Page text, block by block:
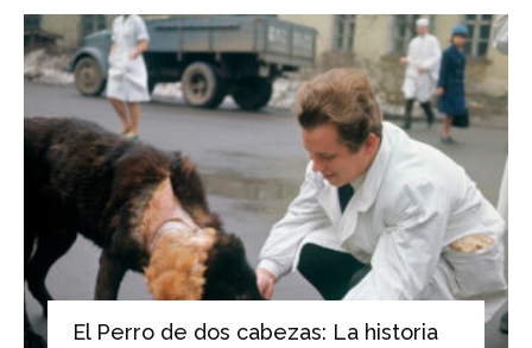
El Perro de dos cabezas: La historia